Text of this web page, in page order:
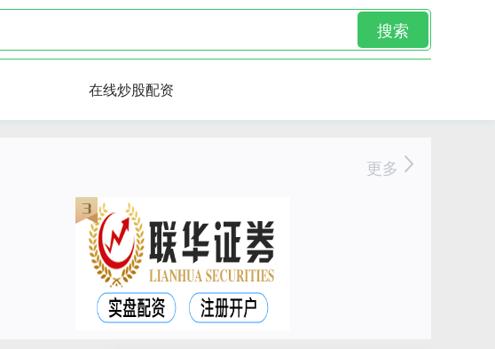
搜索
在线炒股配资
更多